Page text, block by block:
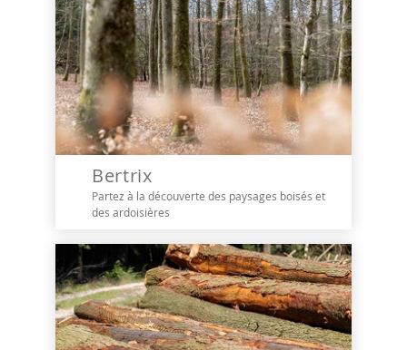
Bertrix
Partez à la découverte des paysages boisés et
des ardoisières